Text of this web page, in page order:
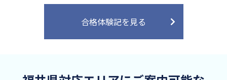
合格体験記を見る